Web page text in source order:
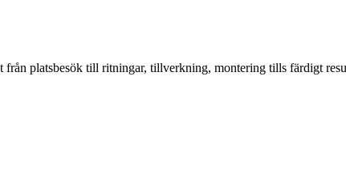
platsbesök till ritningar, tillverkning, montering tills färdigt